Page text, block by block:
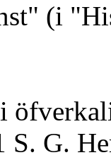
(i
S. G.